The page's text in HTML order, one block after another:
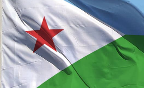
ПРАПОРИ КРАЇН СВІТУ
ПРАПОРИ МІСТ ТА СІЛ
УКРАЇНИ
ІСТОРИЧНІ ПРАПОРИ